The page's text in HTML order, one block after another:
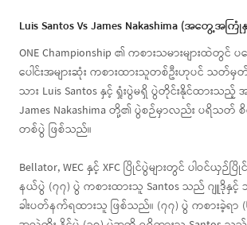
Luis Santos Vs James Nakashima (အတွေ့အ
ONE Championship ၏ ကစားသမားများထဲတွင်
ပေါင်းအများဆုံး ကစားထားသူတစ်ဦးဟုပင် သတ်
သား Luis Santos နှင့် ရှုံးပွဲမရှိ ပွဲတိုင်းနိုင်ထားသ
James Nakashima တို့၏ ပွဲစဉ်မှာလည်း ပရိသတ်
တစ်ပွဲ ဖြစ်သည်။
Bellator, WEC နှင့် XFC ပြိုင်ပွဲများတွင် ပါဝင်ယှဉ်ပ
နယ်ပွဲ (၇၇) ပွဲ ကစားထားသူ Santos သည် ဂျူဒိုနှင့်
ခါးပတ်နက်ရထားသူ ဖြစ်သည်။ (၇၇) ပွဲ ကစားခဲ့ရာ (